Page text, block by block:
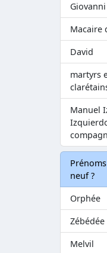
Macaire
David
martyrs
Manuel
neuf ?
Orphée
Zébédée
Melvil